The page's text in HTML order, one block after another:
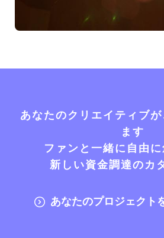
あなたのクリエイティブ
ます
ファンと一緒に自由
新しい資金調達のカ
あなたのプロジェクト